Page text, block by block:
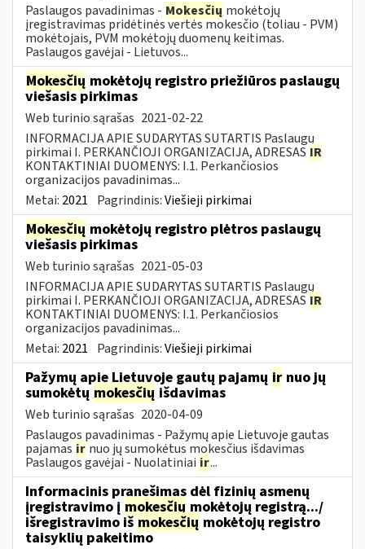
Paslaugos pavadinimas - Mokesčių mokėtojų
įregistravimas pridėtinės vertės mokesčio (toliau - PVM)
mokėtojais, PVM mokėtojų duomenų keitimas.
Paslaugos gavėjai - Lietuvos...
Mokesčių mokėtojų registro priežiūros paslaugų
viešasis pirkimas
Web turinio sąrašas 2021-02-22
INFORMACIJA APIE SUDARYTAS SUTARTIS Paslaugų
pirkimai I. PERKANČIOJI ORGANIZACIJA, ADRESAS IR
KONTAKTINIAI DUOMENYS: I.1. Perkančiosios
organizacijos pavadinimas...
Metai: 2021 Pagrindinis:Viešieji pirkimai
Mokesčių mokėtojų registro plėtros paslaugų
viešasis pirkimas
Web turinio sąrašas 2021-05-03
INFORMACIJA APIE SUDARYTAS SUTARTIS Paslaugų
pirkimai I. PERKANČIOJI ORGANIZACIJA, ADRESAS IR
KONTAKTINIAI DUOMENYS: I.1. Perkančiosios
organizacijos pavadinimas...
Metai: 2021 Pagrindinis:Viešieji pirkimai
Pažymų apie Lietuvoje gautų pajamų ir nuo jų
sumokėtų mokesčių išdavimas
Web turinio sąrašas 2020-04-09
Paslaugos pavadinimas - Pažymų apie Lietuvoje gautas
pajamas ir nuo jų sumokėtus mokesčius išdavimas
Paslaugos gavėjai - Nuolatiniai ir...
Informacinis pranešimas dėl fizinių asmenų
įregistravimo į mokesčių mokėtojų registrą.../
išregistravimo išmokesčių mokėtojų registro
taisyklių pakeitimo